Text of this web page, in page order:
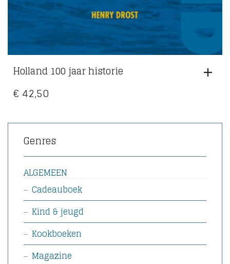
Holland 100 jaar historie
€ 42,50
Genres
ALGEMEEN
Cadeauboek
Kind & jeugd
Kookboeken
Magazine